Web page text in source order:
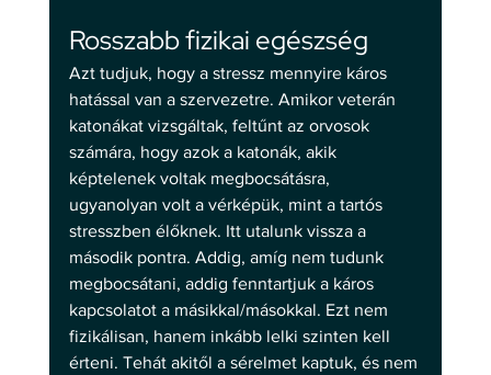
Rosszabb fizikai egészség
Azt tudjuk, hogy a stressz mennyire káros
hatással van a szervezetre. Amikor veterán
katonákat vizsgáltak, feltűnt az orvosok
számára, hogy azok a katonák, akik
képtelenek voltak megbocsátásra,
ugyanolyan volt a vérképük, mint a tartós
stresszben élőknek. Itt utalunk vissza a
második pontra. Addig, amíg nem tudunk
megbocsátani, addig fenntartjuk a káros
kapcsolatot a másikkal/másokkal. Ezt nem
fizikálisan, hanem inkább lelki szinten kell
érteni. Tehát akitől a sérelmet kaptuk, és nem